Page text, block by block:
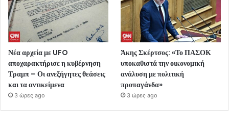
Νέα αρχεία με UFO
αποχαρακτήρισε η κυβέρνηση
Τραμπ – Οι ανεξήγητες θεάσεις
και τα αντικείμενα
3 ώρες ago
Άκης Σκέρτσος: «Το ΠΑΣΟΚ
υποκαθιστά την οικονομική
ανάλυση με πολιτική
προπαγάνδα»
3 ώρες ago